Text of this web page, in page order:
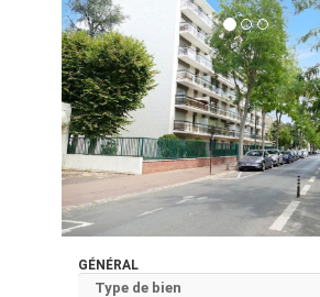
GÉNÉRAL
Type de bien